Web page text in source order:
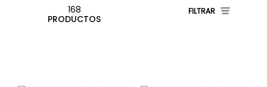
168
PRODUCTOS
FILTRAR